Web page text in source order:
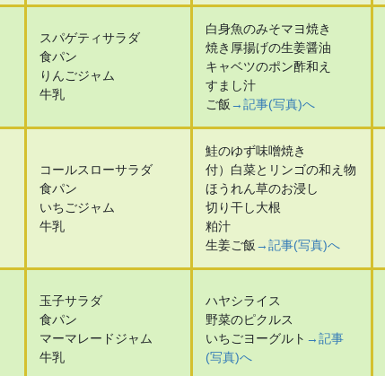
スパゲティサラダ
食パン
りんごジャム
牛乳
白身魚のみそマヨ焼き
焼き厚揚げの生姜醤油
キャベツのポン酢和え
すまし汁
ご飯→記事(写真)へ
コールスローサラダ
食パン
いちごジャム
牛乳
鮭のゆず味噌焼き
付）白菜とリンゴの和え物
ほうれん草のお浸し
切り干し大根
粕汁
生姜ご飯→記事(写真)へ
玉子サラダ
食パン
マーマレードジャム
牛乳
ハヤシライス
野菜のピクルス
いちごヨーグルト →記事
(写真)へ